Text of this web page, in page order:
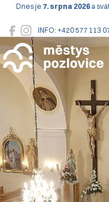
INFO: +420 577 113
Dnes je 7. srpna 2026 a
Pozlovice